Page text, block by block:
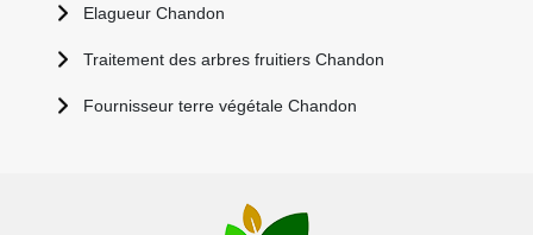
Elagueur Chandon
Traitement des arbres fruitiers Chandon
Fournisseur terre végétale Chandon